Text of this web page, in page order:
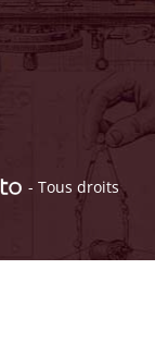
- Tous droits